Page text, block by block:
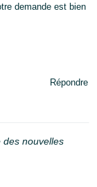
demande est bien
Répondre
des nouvelles